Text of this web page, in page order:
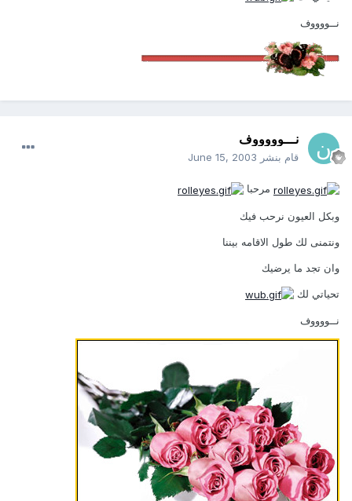
نــووووف
نـــوووووف
قام بنشر June 15, 2003
مرحبا
وبكل العيون نرحب فيك
ونتمنى لك طول الاقامه بيننا
وان تجد ما يرضيك
تحياتي لك
نــووووف